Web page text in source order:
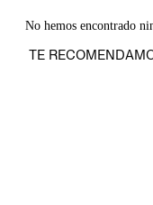
No hemos encontrado
TE